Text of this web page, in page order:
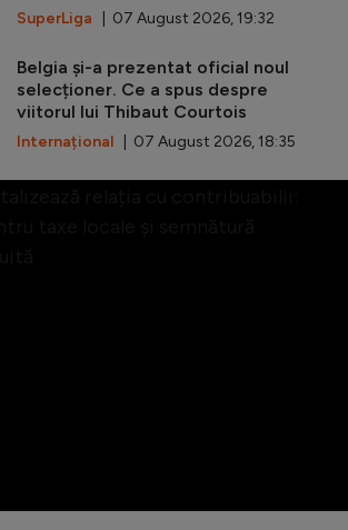
SuperLiga | 07 August 2026, 19:32
Belgia și-a prezentat oficial noul
selecționer. Ce a spus despre
viitorul lui Thibaut Courtois
Internațional | 07 August 2026, 18:35